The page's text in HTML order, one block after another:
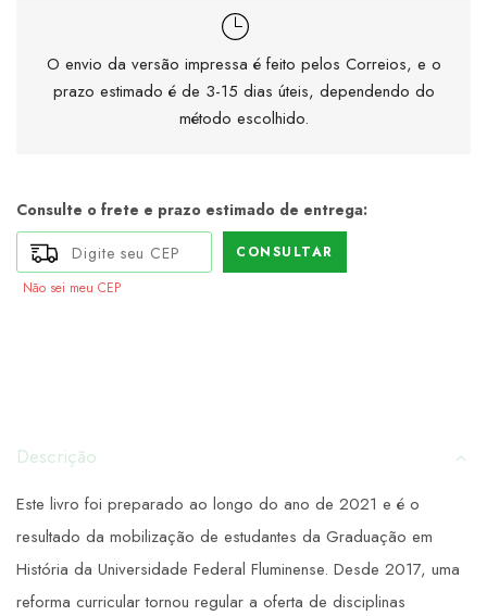
O envio da versão impressa é feito pelos Correios, e o
prazo estimado é de 3-15 dias úteis, dependendo do
método escolhido.
Consulte o frete e prazo estimado de entrega:
CONSULTAR
Não sei meu CEP
Descrição
Este livro foi preparado ao longo do ano de 2021 e é o
resultado da mobilização de estudantes da Graduação em
História da Universidade Federal Fluminense. Desde 2017, uma
reforma curricular tornou regular a oferta de disciplinas